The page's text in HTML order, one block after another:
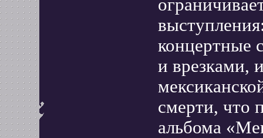
концертные
и врезками,
смерти, что
альбома